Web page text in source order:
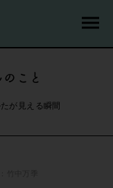
こと
が見える瞬間